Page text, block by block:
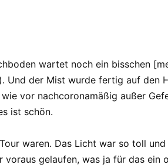
wartet noch ein bisschen
Und der Mist wurde fertig auf den
vor nachcoronamäßig außer
ist schön.
waren. Das Licht war so toll und
gelaufen, was ja für das ein